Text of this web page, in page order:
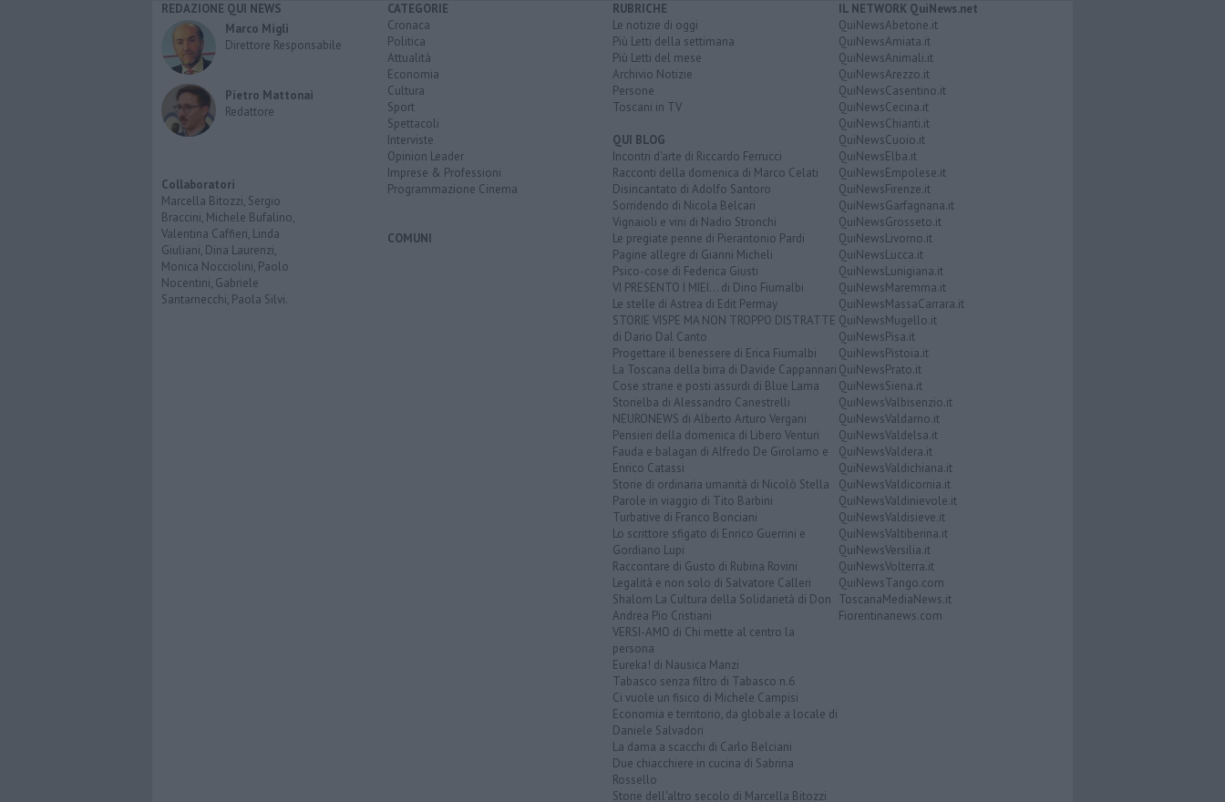
REDAZIONE QUI NEWS
Marco Migli
Direttore Responsabile
Pietro Mattonai
Redattore
Collaboratori
Marcella Bitozzi, Sergio
Braccini, Michele Bufalino,
Valentina Caffieri, Linda
Giuliani, Dina Laurenzi,
Monica Nocciolini, Paolo
Nocentini, Gabriele
Santarnecchi, Paola Silvi.
CATEGORIE
Cronaca
Politica
Attualità
Economia
Cultura
Sport
Spettacoli
Interviste
Opinion Leader
Imprese & Professioni
Programmazione Cinema
COMUNI
RUBRICHE
Le notizie di oggi
Più Letti della settimana
Più Letti del mese
Archivio Notizie
Persone
Toscani in TV
QUI BLOG
Incontri d'arte di Riccardo Ferrucci
Racconti della domenica di Marco Celati
Disincantato di Adolfo Santoro
Sorridendo di Nicola Belcari
Vignaioli e vini di Nadio Stronchi
Le pregiate penne di Pierantonio Pardi
Pagine allegre di Gianni Micheli
Psico-cose di Federica Giusti
VI PRESENTO I MIEI... di Dino Fiumalbi
Le stelle di Astrea di Edit Permay
STORIE VISPE MA NON TROPPO DISTRATTE
di Dario Dal Canto
Progettare il benessere di Erica Fiumalbi
La Toscana della birra di Davide Cappannari
Cose strane e posti assurdi di Blue Lama
Storielba di Alessandro Canestrelli
NEURONEWS di Alberto Arturo Vergani
Pensieri della domenica di Libero Venturi
Fauda e balagan di Alfredo De Girolamo e
Enrico Catassi
Storie di ordinaria umanità di Nicolò Stella
Parole in viaggio di Tito Barbini
Turbative di Franco Bonciani
Lo scrittore sfigato di Enrico Guerrini e
Gordiano Lupi
Raccontare di Gusto di Rubina Rovini
Legalità e non solo di Salvatore Calleri
Shalom La Cultura della Solidarietà di Don
Andrea Pio Cristiani
VERSI-AMO di Chi mette al centro la
persona
Eureka! di Nausica Manzi
Tabasco senza filtro di Tabasco n.6
Ci vuole un fisico di Michele Campisi
Economia e territorio, da globale a locale di
Daniele Salvadori
La dama a scacchi di Carlo Belciani
Due chiacchiere in cucina di Sabrina
Rossello
Storie dell'altro secolo di Marcella Bitozzi
IL NETWORK QuiNews.net
QuiNewsAbetone.it
QuiNewsAmiata.it
QuiNewsAnimali.it
QuiNewsArezzo.it
QuiNewsCasentino.it
QuiNewsCecina.it
QuiNewsChianti.it
QuiNewsCuoio.it
QuiNewsElba.it
QuiNewsEmpolese.it
QuiNewsFirenze.it
QuiNewsGarfagnana.it
QuiNewsGrosseto.it
QuiNewsLivorno.it
QuiNewsLucca.it
QuiNewsLunigiana.it
QuiNewsMaremma.it
QuiNewsMassaCarrara.it
QuiNewsMugello.it
QuiNewsPisa.it
QuiNewsPistoia.it
QuiNewsPrato.it
QuiNewsSiena.it
QuiNewsValbisenzio.it
QuiNewsValdarno.it
QuiNewsValdelsa.it
QuiNewsValdera.it
QuiNewsValdichiana.it
QuiNewsValdicornia.it
QuiNewsValdinievole.it
QuiNewsValdisieve.it
QuiNewsValtiberina.it
QuiNewsVersilia.it
QuiNewsVolterra.it
QuiNewsTango.com
ToscanaMediaNews.it
Fiorentinanews.com